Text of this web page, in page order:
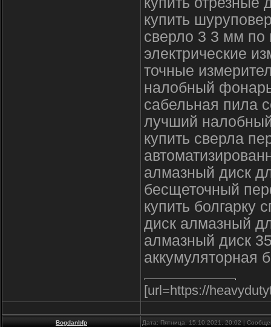
купить
сверло 3 3 мм по
электрические
точные
налобный
сабельная пила
лучший
купить сверла
алмазный диск
бесщеточный
купить болгарку
диск алмазный
алмазный диск
аккумуляторная
[url=https://
Bogdanbfp Дата: Пятница, 15.10.2021, 20:02 |